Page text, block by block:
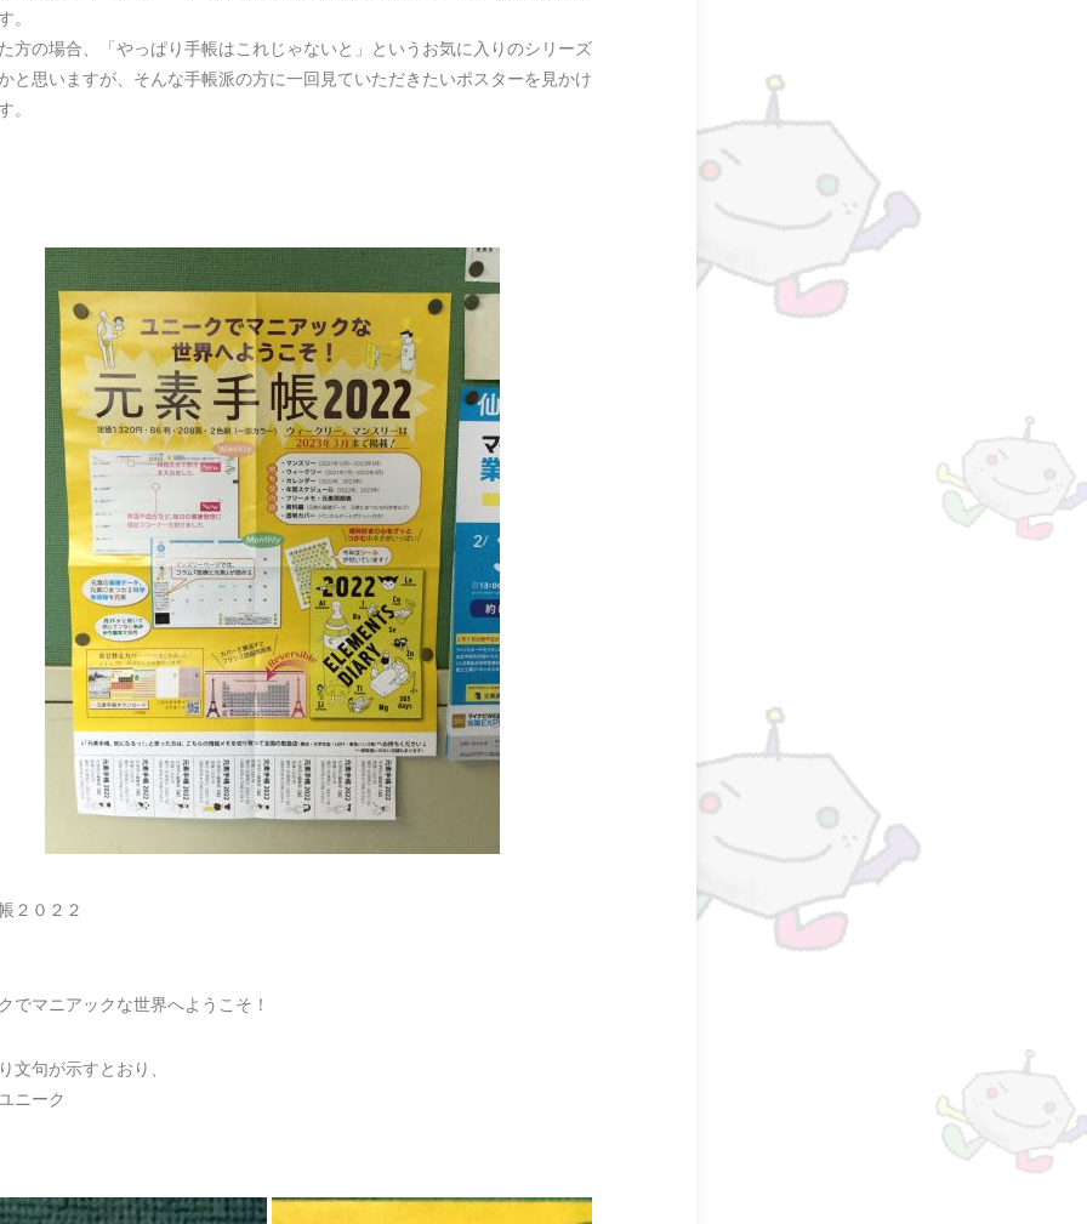
。
方の場合、「やっぱり手帳はこれじゃないと」というお気に入りのシリーズ
と思いますが、そんな手帳派の方に一回見ていただきたいポスターを見かけ
。
２０２２
でマニアックな世界へようこそ！
文句が示すとおり、
ニーク